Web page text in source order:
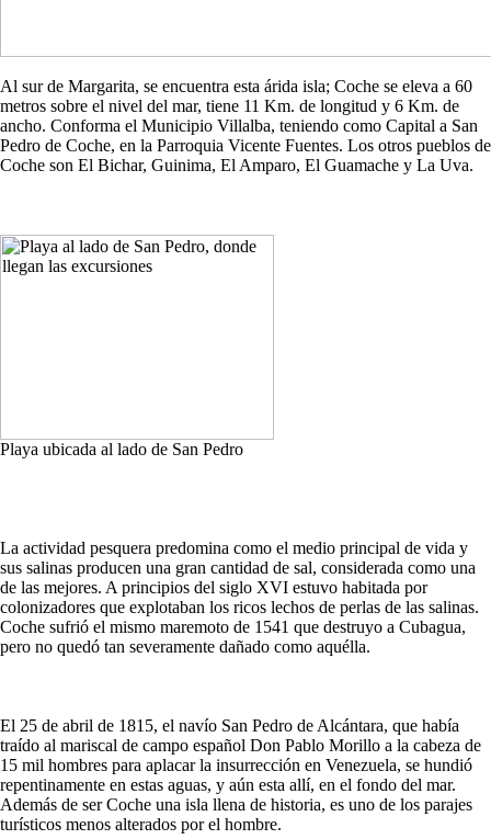
Al sur de Margarita, se encuentra esta árida isla; Coche se eleva a 60
metros sobre el nivel del mar, tiene 11 Km. de longitud y 6 Km. de
ancho. Conforma el Municipio Villalba, teniendo como Capital a San
Pedro de Coche, en la Parroquia Vicente Fuentes. Los otros pueblos de
Coche son El Bichar, Guinima, El Amparo, El Guamache y La Uva.
Playa ubicada al lado de San Pedro
La actividad pesquera predomina como el medio principal de vida y
sus salinas producen una gran cantidad de sal, considerada como una
de las mejores. A principios del siglo XVI estuvo habitada por
colonizadores que explotaban los ricos lechos de perlas de las salinas.
Coche sufrió el mismo maremoto de 1541 que destruyo a Cubagua,
pero no quedó tan severamente dañado como aquélla.
El 25 de abril de 1815, el navío San Pedro de Alcántara, que había
traído al mariscal de campo español Don Pablo Morillo a la cabeza de
15 mil hombres para aplacar la insurrección en Venezuela, se hundió
repentinamente en estas aguas, y aún esta allí, en el fondo del mar.
Además de ser Coche una isla llena de historia, es uno de los parajes
turísticos menos alterados por el hombre.